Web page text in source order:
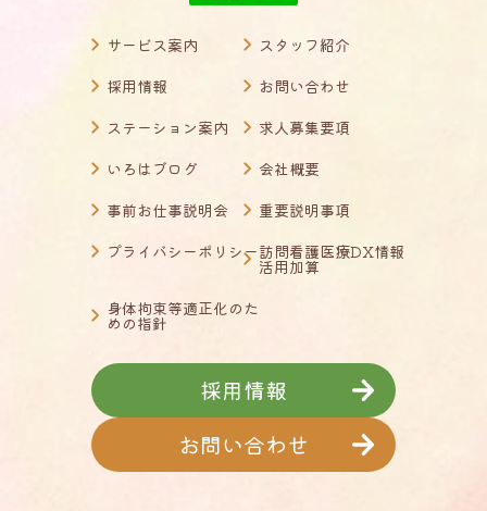
サービス案内
スタッフ紹介
採用情報
お問い合わせ
ステーション案内
求人募集要項
いろはブログ
会社概要
事前お仕事説明会
重要説明事項
プライバシーポリシー訪問看護医療DX情報
活用加算
身体拘束等適正化のた
めの指針
採用情報
お問い合わせ